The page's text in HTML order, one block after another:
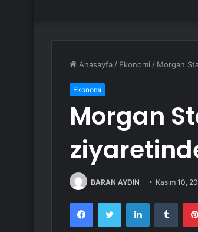
Anasayfa / Ekonomi / Morgan
Ekonomi
Morgan
BARAN AYDIN Kasım 10,
FacebookTwitter LinkedIn